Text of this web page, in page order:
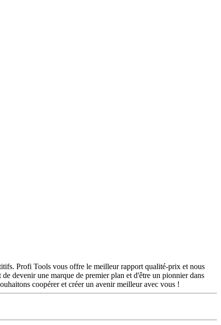
Profi Tools vous offre le meilleur rapport qualité-prix et nous
devenir une marque de premier plan et d'être un pionnier dans
coopérer et créer un avenir meilleur avec vous !